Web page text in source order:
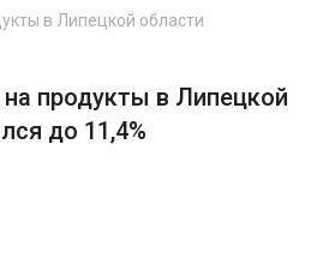
в Липецкой области
продукты в Липецкой
до 11,4%